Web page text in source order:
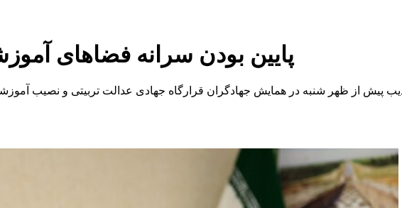
پایین بودن سرانه فضاهای آموزشی در اردبیل/
پیش از ظهر شنبه در همایش جهادگران قرارگاه جهادی عدالت تربیتی و نصیب آموزشی